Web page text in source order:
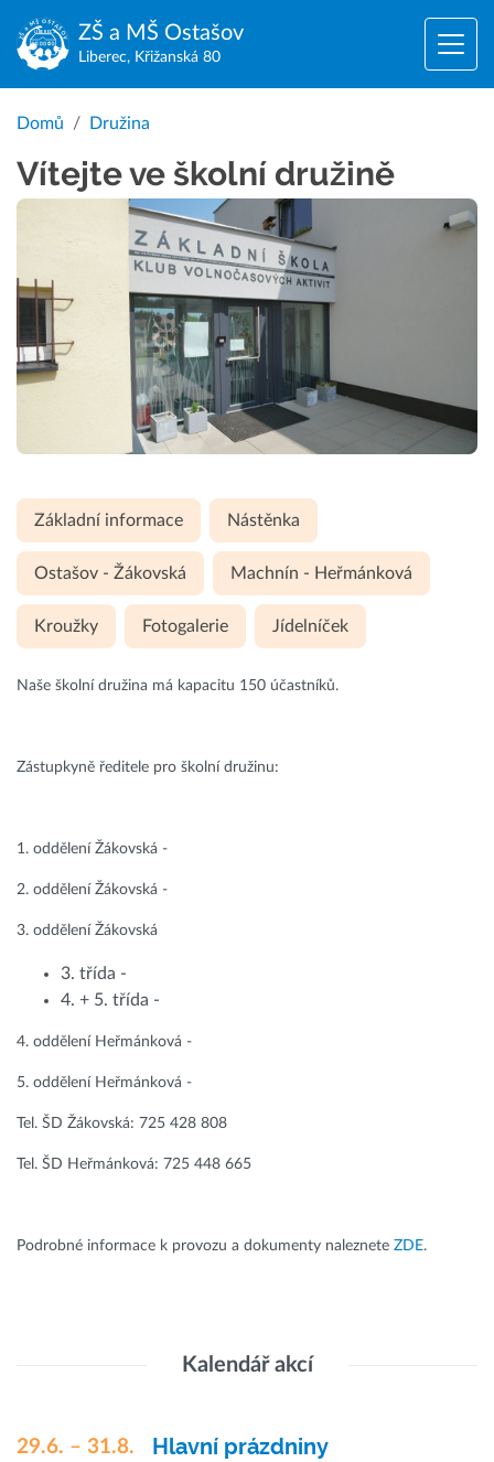
ZŠ a MŠ Ostašov
Liberec, Křižanská 80
Domů Družina
Vítejte ve školní družině
Základní informace Nástěnka
Ostašov - Žákovská Machnín - Heřmánková
Kroužky Fotogalerie Jídelníček
Naše školní družina má kapacitu 150 účastníků.
Zástupkyně ředitele pro školní družinu:
1. oddělení Žákovská -
2. oddělení Žákovská -
3. oddělení Žákovská
3. třída -
4. + 5. třída -
4. oddělení Heřmánková -
5. oddělení Heřmánková -
Tel. ŠD Žákovská: 725 428 808
Tel. ŠD Heřmánková: 725 448 665
Podrobné informace k provozu a dokumenty naleznete ZDE.
Kalendář akcí
29.6. – 31.8. Hlavní prázdniny